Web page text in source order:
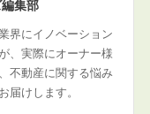
集部
界にイノベーション
、実際にオーナー様
不動産に関する悩み
届けします。